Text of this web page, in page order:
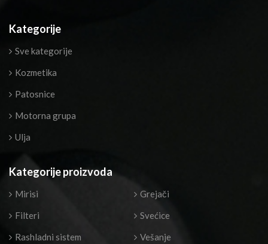
Kategorije
Sve kategorije
Kozmetika
Patosnice
Motorna grupa
Ulja
Kategorije proizvoda
Mirisi
Filteri
Rashladni sistem
Grejači
Svećice
Vešanje